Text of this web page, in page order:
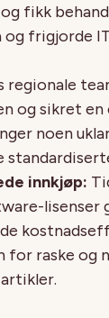
fikk
frigjorde
regionale
sikret en
noen
innkjøp:
lisenser
raske og